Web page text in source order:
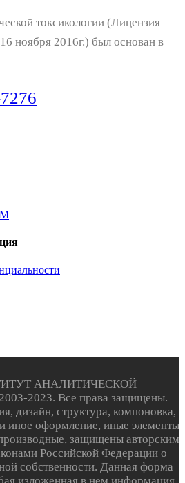
токсикологии (Лицензия
ноября 2016г.) был основан в
АНАЛИТИЧЕСКОЙ
2023. Все права защищены.
дизайн, структура, компоновка,
иное оформление, иные элементы
защищены авторским
Российской Федерации о
собственности. Данная форма